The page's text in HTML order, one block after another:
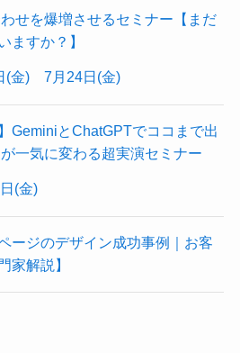
せを爆増させるセミナー【まだ
ますか？】
(金) 7月24日(金)
GeminiとChatGPTでココまで出
一気に変わる超実演セミナー
(金)
ージのデザイン成功事例｜お客
家解説】